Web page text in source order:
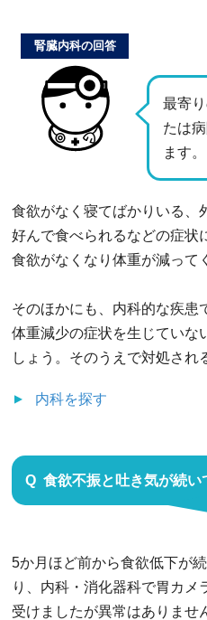
最寄
たは
ます。
腎臓内科の回答
食欲がなく寝てばかりいる、
好んで食べられるなどの症状
食欲がなくなり体重が減って
そのほかにも、内科的な疾患
体重減少の症状を生じていな
しょう。そのうえで対処され
内科を探す
食欲不振と吐き気が続い
5か月ほど前から食欲低下が
り、内科・消化器科で胃カメ
受けましたが異常はありませ